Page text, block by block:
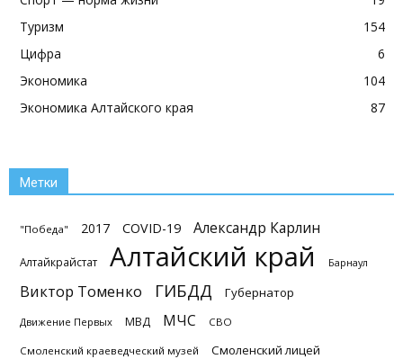
Туризм
154
Цифра
6
Экономика
104
Экономика Алтайского края
87
Метки
"Победа" 2017 COVID-19 Александр Карлин
Алтайкрайстат Алтайский край Барнаул
Виктор Томенко ГИБДД Губернатор
Движение Первых МВД МЧС СВО
Смоленский краеведческий музей Смоленский лицей